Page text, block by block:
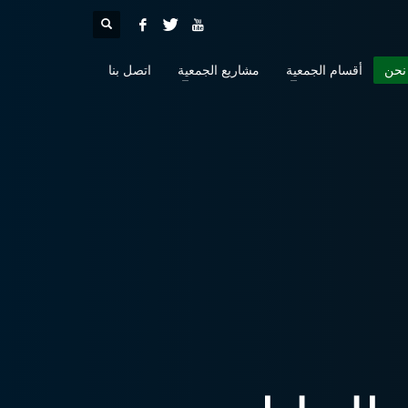
أقسام الجمعية مشاريع الجمعية اتصل بنا